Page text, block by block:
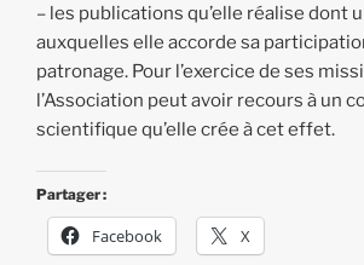
– les publications qu’elle réalise dont
auxquelles elle accorde sa
patronage. Pour l’exercice de ses
l’Association peut avoir recours à un
scientifique qu’elle crée à cet effet.
Partager :
Facebook X